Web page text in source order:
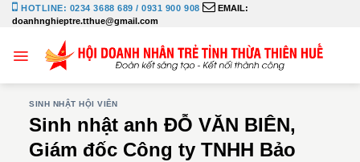
Bỏ
qua
dung
HOTLINE: 0234 3688 689 / 0931 900 908
EMAIL:
doanhnghieptre.tthue@gmail.com
SINH NHẬT HỘI VIÊN
Sinh nhật anh ĐỖ VĂN BIÊN,
Giám đốc Công ty TNHH Bảo